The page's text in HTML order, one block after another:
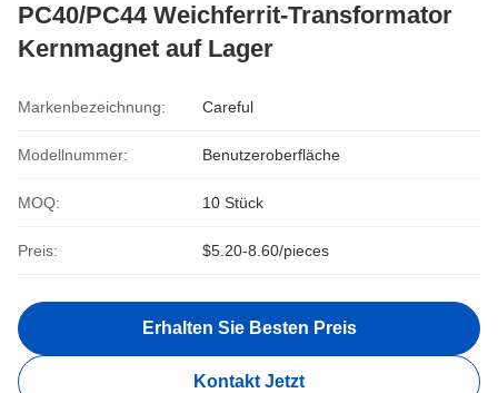
PC40/PC44 Weichferrit-Transformator
Kernmagnet auf Lager
Markenbezeichnung: Careful
Modellnummer: Benutzeroberfläche
MOQ: 10 Stück
Preis: $5.20-8.60/pieces
Erhalten Sie Besten Preis
Kontakt Jetzt